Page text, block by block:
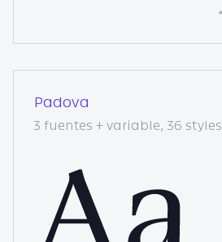
Padova
3 fuentes + variable, 36 styles